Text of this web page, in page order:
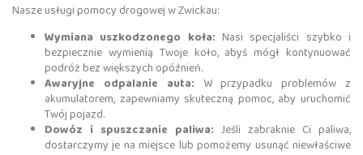
Nasze usługi pomocy drogowej w Zwickau:
Wymiana uszkodzonego koła: Nasi specjaliści szybko i
bezpiecznie wymienią Twoje koło, abyś mógł kontynuować
podróż bez większych opóźnień.
Awaryjne odpalanie auta: W przypadku problemów z
akumulatorem, zapewniamy skuteczną pomoc, aby uruchomić
Twój pojazd.
Dowóz i spuszczanie paliwa: Jeśli zabraknie Ci paliwa,
dostarczymy je na miejsce lub pomożemy usunąć niewłaściwe